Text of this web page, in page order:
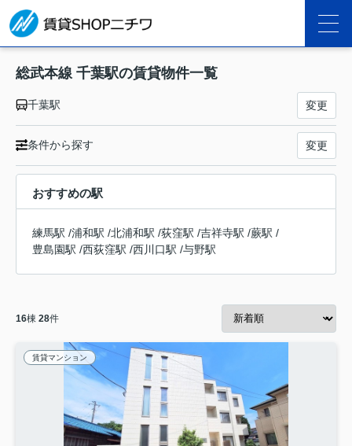
総武本線 千葉駅の賃貸物件一覧
千葉駅 変更
条件から探す 変更
おすすめの駅
練馬駅 /浦和駅 /北浦和駅 /荻窪駅 /吉祥寺駅 /蕨駅 /
豊島園駅 /西荻窪駅 /西川口駅 /与野駅
16棟 28件
賃貸マンション